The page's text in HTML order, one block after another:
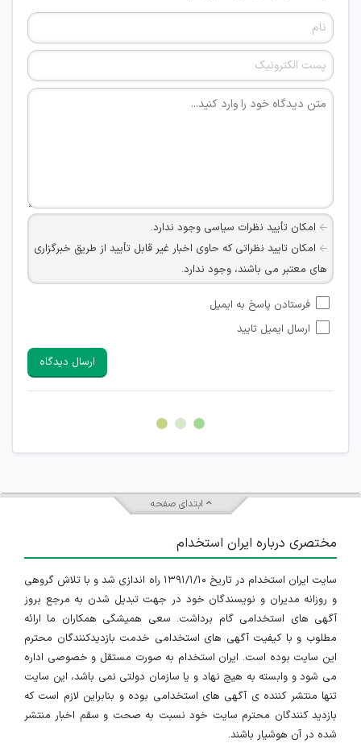
امکان تأیید نظرات سیاسی وجود ندارد.
امکان تایید نظراتی که حاوی اخبار غیر قابل تأیید از طریق خبرگزاری
های معتبر می باشند، وجود ندارد.
شبکه های مجازی ارتباطی می باشند وجود ندارد.
امکان تأیید نظرات کاربرانی که به هر طریقی قصد مأیوس کردن
هرگونه تحریک، تحقیر و کنایه به سایر افراد (مسئول و غیر مسئول)
غیر مجاز می باشد.
امکان هماهنگی برای هرگونه ملاقات حضوری چه به صورت دسته
فرستادن پاسخ به ایمیل
ارسال ایمیل تایید
ارسال دیدگاه
ابتدای صفحه
مختصری درباره ایران استخدام
سایت ایران استخدام در تاریخ ۱۳۹۱/۱/۱۰ راه اندازی شد و با تلاش گروهی
و روزانه مدیران و نویسندگان خود در جهت تبدیل شدن به مرجع بروز
آگهی های استخدامی گام برداشت. سعی همیشگی همکاران ما ارائه
مطلوب و با کیفیت آگهی های استخدامی خدمت بازدیدکنندگان محترم
این سایت بوده است. ایران استخدام به صورت مستقل و خصوصی اداره
می شود و وابسته به هیچ نهاد و یا سازمان دولتی نمی باشد، این سایت
تنها منتشر کننده ی آگهی های استخدامی بوده و بنابراین لازم است که
بازدید کنندگان محترم سایت خود نسبت به صحت و سقم اخبار منتشر
شده در آن هوشیار باشند.